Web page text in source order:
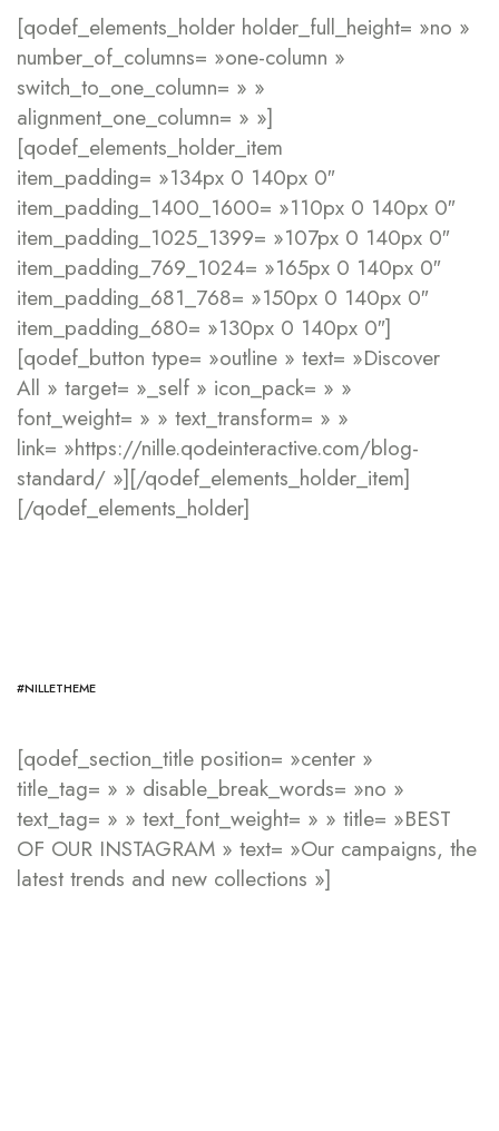
[qodef_elements_holder holder_full_height= »no »
number_of_columns= »one-column »
switch_to_one_column= » »
alignment_one_column= » »]
[qodef_elements_holder_item
item_padding= »134px 0 140px 0″
item_padding_1400_1600= »110px 0 140px 0″
item_padding_1025_1399= »107px 0 140px 0″
item_padding_769_1024= »165px 0 140px 0″
item_padding_681_768= »150px 0 140px 0″
item_padding_680= »130px 0 140px 0″]
[qodef_button type= »outline » text= »Discover
All » target= »_self » icon_pack= » »
font_weight= » » text_transform= » »
link= »https://nille.qodeinteractive.com/blog-
standard/ »][/qodef_elements_holder_item]
[/qodef_elements_holder]
#NILLETHEME
[qodef_section_title position= »center »
title_tag= » » disable_break_words= »no »
text_tag= » » text_font_weight= » » title= »BEST
OF OUR INSTAGRAM » text= »Our campaigns, the
latest trends and new collections »]